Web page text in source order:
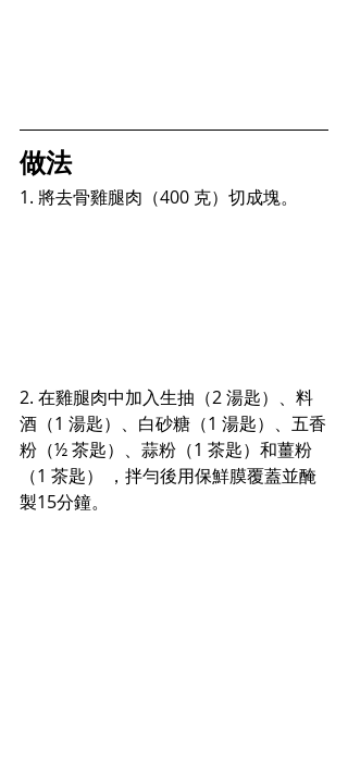
做法
1. 將去骨雞腿肉（400 克）切成塊。
2. 在雞腿肉中加入生抽（2 湯匙） 、 料
酒（1 湯匙） 、 白砂糖（1 湯匙） 、 五香
粉（½ 茶匙） 、 蒜粉（1 茶匙）和薑粉
（1 茶匙） ，拌勻後用保鮮膜覆蓋並醃
製15分鐘。